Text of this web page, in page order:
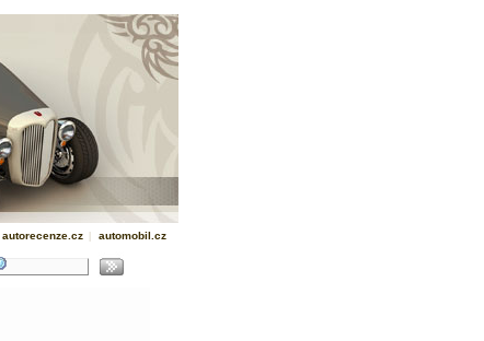
autorecenze.cz | automobil.cz